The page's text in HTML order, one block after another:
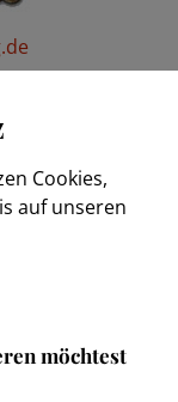
Cookies,
auf unseren
möchtest